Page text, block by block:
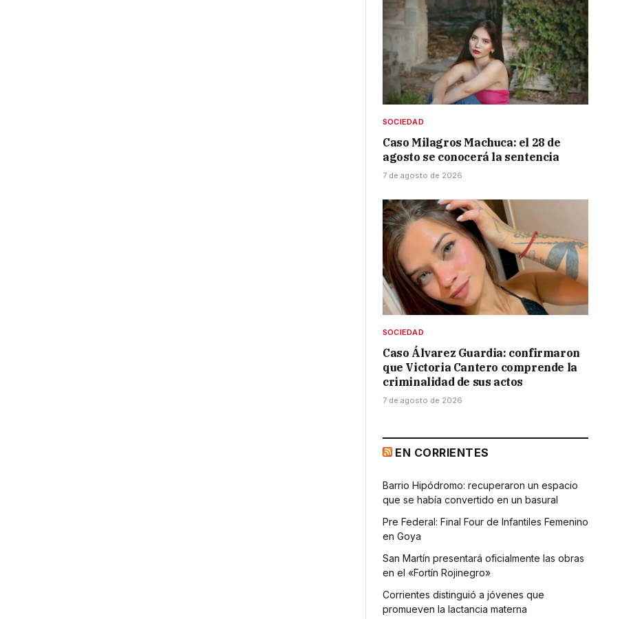
SOCIEDAD
Caso Milagros Machuca: el 28 de
agosto se conocerá la sentencia
7 de agosto de 2026
SOCIEDAD
Caso Álvarez Guardia: confirmaron
que Victoria Cantero comprende la
criminalidad de sus actos
7 de agosto de 2026
EN CORRIENTES
Barrio Hipódromo: recuperaron un espacio
que se había convertido en un basural
Pre Federal: Final Four de Infantiles Femenino
en Goya
San Martín presentará oficialmente las obras
en el «Fortín Rojinegro»
Corrientes distinguió a jóvenes que
promueven la lactancia materna